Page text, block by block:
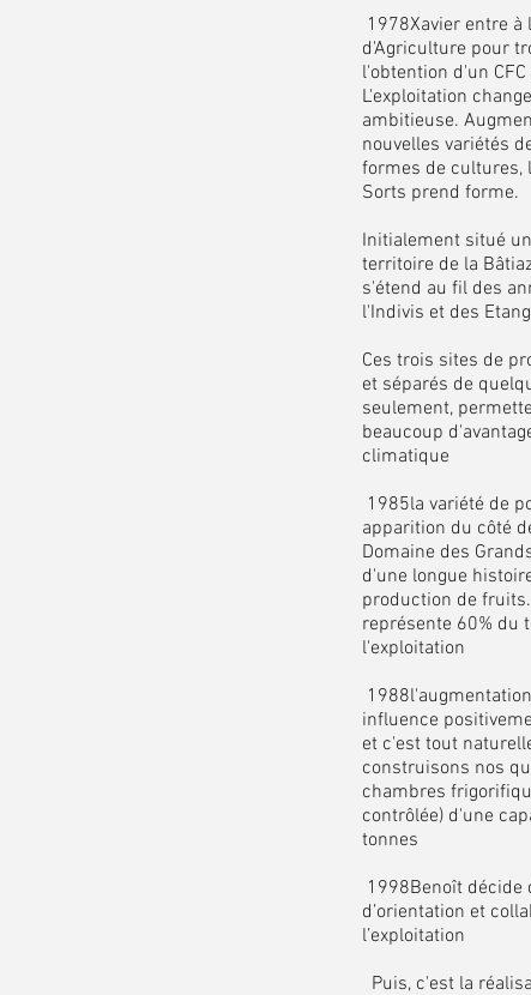
1978Xavier entre à
d'Agriculture pour
l'obtention d'un
L'exploitation
ambitieuse.
nouvelles variétés
formes de cultures,
Sorts prend forme.
Initialement situé
territoire de la
s'étend au fil des
l'Indivis et des
Ces trois sites de
et séparés de
seulement,
beaucoup
climatique
1985la variété de
apparition du côté
Domaine des
d'une longue
production de
représente 60% du
l'exploitation
influence
et c'est tout
construisons nos
chambres
contrôlée) d'une
tonnes
1998Benoît décide
d’orientation et
l’exploitation
Puis, c'est la